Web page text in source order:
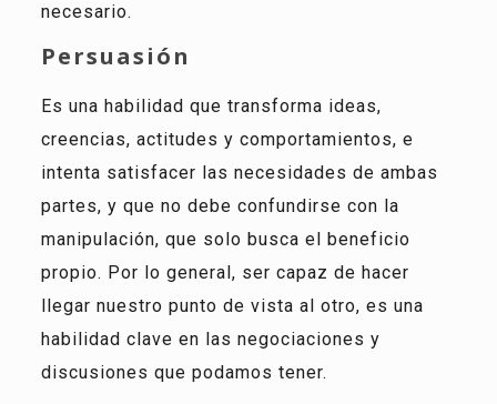
necesario.
Persuasión
Es una habilidad que transforma ideas,
creencias, actitudes y comportamientos, e
intenta satisfacer las necesidades de ambas
partes, y que no debe confundirse con la
manipulación, que solo busca el beneficio
propio. Por lo general, ser capaz de hacer
llegar nuestro punto de vista al otro, es una
habilidad clave en las negociaciones y
discusiones que podamos tener.